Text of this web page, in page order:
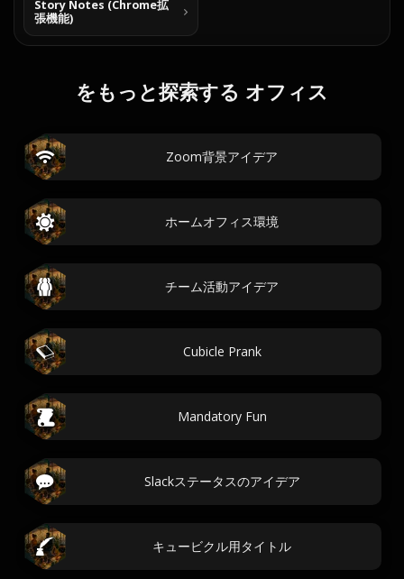
Story Notes (Chrome拡
張機能)
をもっと探索する オフィス
Zoom背景アイデア
ホームオフィス環境
チーム活動アイデア
Cubicle Prank
Mandatory Fun
Slackステータスのアイデア
キュービクル用タイトル